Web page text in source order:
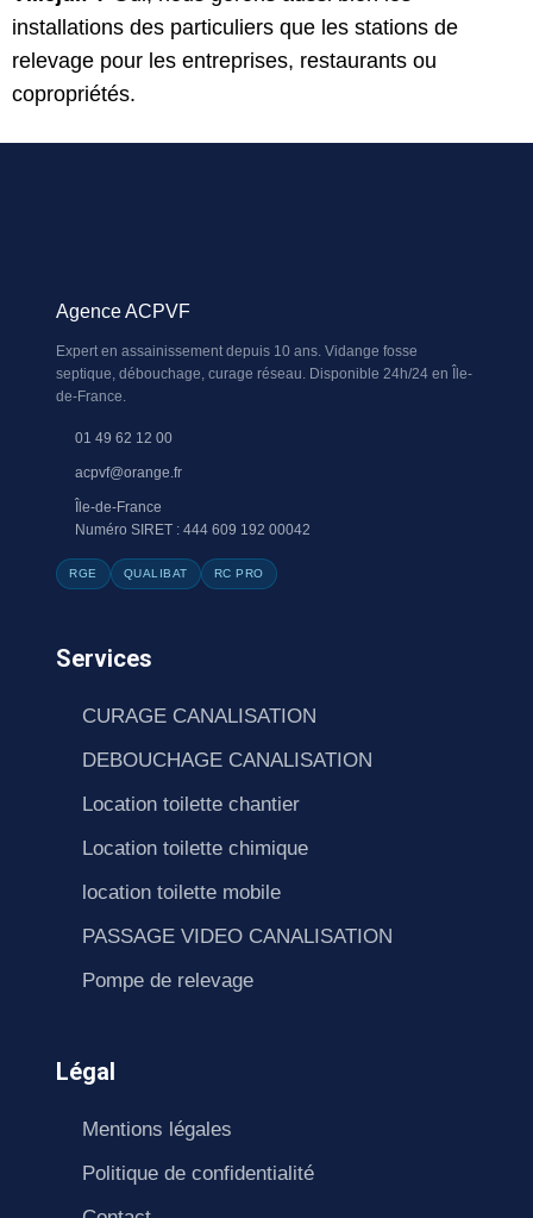
installations des particuliers que les stations de
relevage pour les entreprises, restaurants ou
copropriétés.
Agence ACPVF
Expert en assainissement depuis 10 ans. Vidange fosse
septique, débouchage, curage réseau. Disponible 24h/24 en Île-
de-France.
01 49 62 12 00
acpvf@orange.fr
Île-de-France
Numéro SIRET : 444 609 192 00042
RGE QUALIBAT RC PRO
Services
CURAGE CANALISATION
DEBOUCHAGE CANALISATION
Location toilette chantier
Location toilette chimique
location toilette mobile
PASSAGE VIDEO CANALISATION
Pompe de relevage
Légal
Mentions légales
Politique de confidentialité